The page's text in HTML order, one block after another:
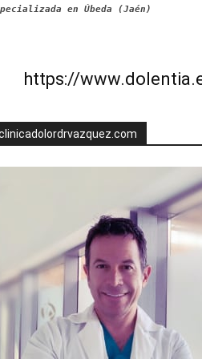
en Úbeda (Jaén)
https://